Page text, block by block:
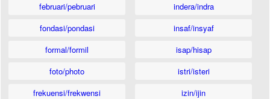
februari/pebruari
fondasi/pondasi
formal/formil
foto/photo
frekuensi/frekwensi
indera/indra
insaf/insyaf
isap/hisap
istri/isteri
izin/ijin